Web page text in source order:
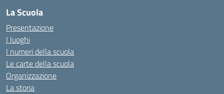
La Scuola
Presentazione
I luoghi
I numeri della scuola
Le carte della scuola
Organizzazione
La storia